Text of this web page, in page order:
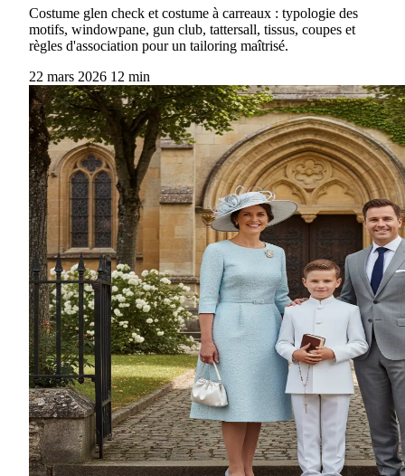
Costume glen check et costume à carreaux : typologie des
motifs, windowpane, gun club, tattersall, tissus, coupes et
règles d'association pour un tailoring maîtrisé.
22 mars 2026 12 min